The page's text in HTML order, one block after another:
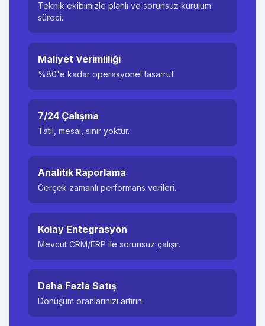
Teknik ekibimizle planlı ve sorunsuz kurulum
süreci.
Maliyet Verimliliği
%80'e kadar operasyonel tasarruf.
7/24 Çalışma
Tatil, mesai, sınır yoktur.
Analitik Raporlama
Gerçek zamanlı performans verileri.
Kolay Entegrasyon
Mevcut CRM/ERP ile sorunsuz çalışır.
Daha Fazla Satış
Dönüşüm oranlarınızı artırın.